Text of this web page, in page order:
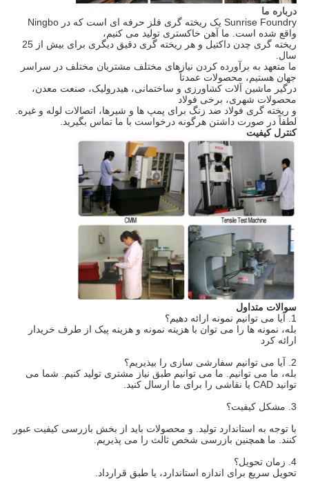
درباره ما
Sunrise Foundry یک ریخته گری فلز حرفه ای است که در Ningbo
واقع شده است. ما آهن خاکستری تولید می کنیم،
ریخته گری چدن داکتیل و هر ریخته گری دقیق دیگری برای بیش از 25
سال.
ما متعهد به برآورده کردن نیازهای مختلف مشتریان مختلف در سراسر
جهان هستیم، محصولات عمدتاً
درگیر ماشین آلات کشاورزی و ساختمانی، هیدرولیک، صنعت معدن،
محصولات شهری، برخی فولاد
و ریخته گری فولاد ضد زنگ برای پمپ ها و شیرها، اتصالات لوله و غیره.
لطفاً در صورت داشتن هرگونه درخواست با ما تماس بگیرید.
کنترل کیفیت
سوالات متداول
1. آیا می توانیم نمونه ارائه دهیم؟
بله، نمونه ها را می توان با هزینه نمونه و هزینه پیک از طرف خریدار
ارائه کرد
2. آیا می توانیم سفارشی سازی را بپذیریم؟
بله، ما می توانیم. ما می توانیم طبق نیاز مشتری تولید کنیم. شما می
توانید CAD یا نقاشی را برای ما ارسال کنید.
3. مشکل کیفیت؟
با توجه به استاندارد تولید. و محصولات باید از بخش بازرسی کیفیت عبور
کنند. ما همچنین بازرسی شخص ثالث را می پذیریم.
4. زمان تحویل؟
تحویل سریع برای اندازه استاندارد، یا طبق قرارداد.